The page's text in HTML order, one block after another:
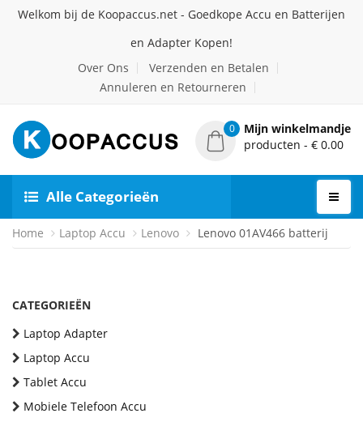
Welkom bij de Koopaccus.net - Goedkope Accu en Batterijen
en Adapter Kopen!
Over Ons
Verzenden en Betalen
Annuleren en Retourneren
0
Mijn winkelmandje
producten - € 0.00
Alle Categorieën
Home Laptop Accu Lenovo Lenovo 01AV466 batterij
CATEGORIEËN
Laptop Adapter
Laptop Accu
Tablet Accu
Mobiele Telefoon Accu